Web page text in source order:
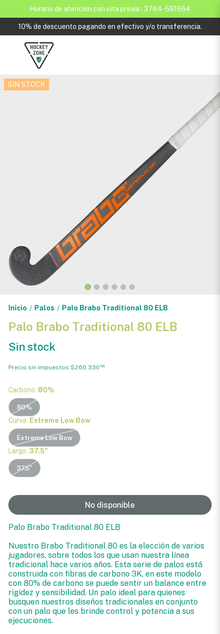
Horario de atención con cita previa : 3764-561664
10% de descuento pagando en efectivo y/o transferencia.
SIN STOCK
Inicio / Palos / Palo Brabo Traditional 80 ELB
Palo Brabo Traditional 80 ELB
Sin stock
Precio sin impuestos $260.330 58
Carbono: 80%
80%
Curva: Extreme Low Bow
Extreme Low Bow
Largo: 37.5"
37.5"
No disponible
Palo Brabo Traditional 80 ELB
Nuestro Brabo Traditional 80 es la elección de varios
jugadores, sobre todos los que usan nuestra línea
tradicional hace varios años. Esta serie de palos está
construida con fibras de carbono 3K, en este modelo
con 80% de carbono se puede sentir un balance entre
rigidez y sensibilidad. Un palo ideal para quienes
busquen nuestros diseños tradicionales en conjunto
con un palo que les brinde control y potencia a sus
ejecuciones.